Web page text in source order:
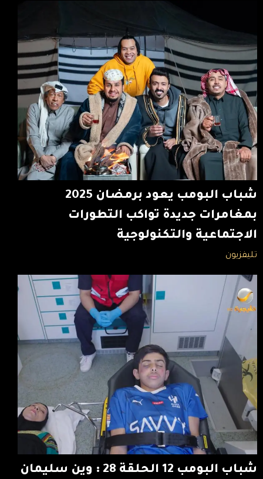
شباب البومب يعود برمضان 2025
بمغامرات جديدة تواكب التطورات
الاجتماعية والتكنولوجية
تليفزيون
شباب البومب 12 الحلقة 28 : وين سليمان